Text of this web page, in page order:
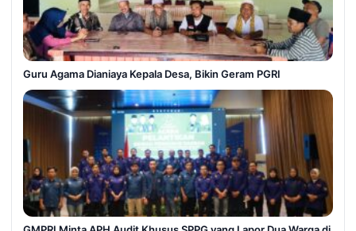
Guru Agama Dianiaya Kepala Desa, Bikin Geram PGRI